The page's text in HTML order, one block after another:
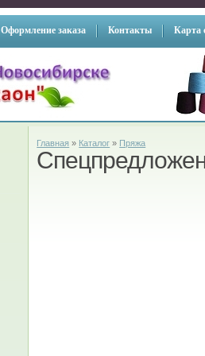
Оформление заказа Контакты Карта
Главная » Каталог » Пряжа